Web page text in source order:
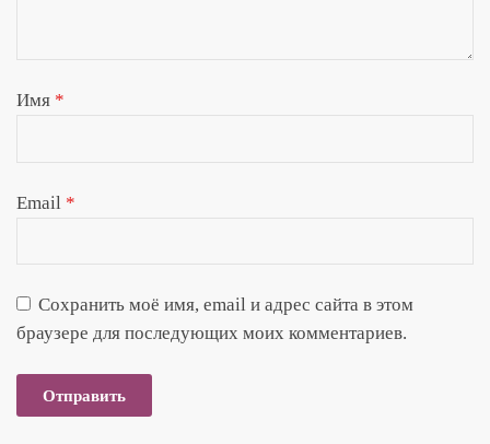
Имя *
Email *
Сохранить моё имя, email и адрес сайта в этом
браузере для последующих моих комментариев.